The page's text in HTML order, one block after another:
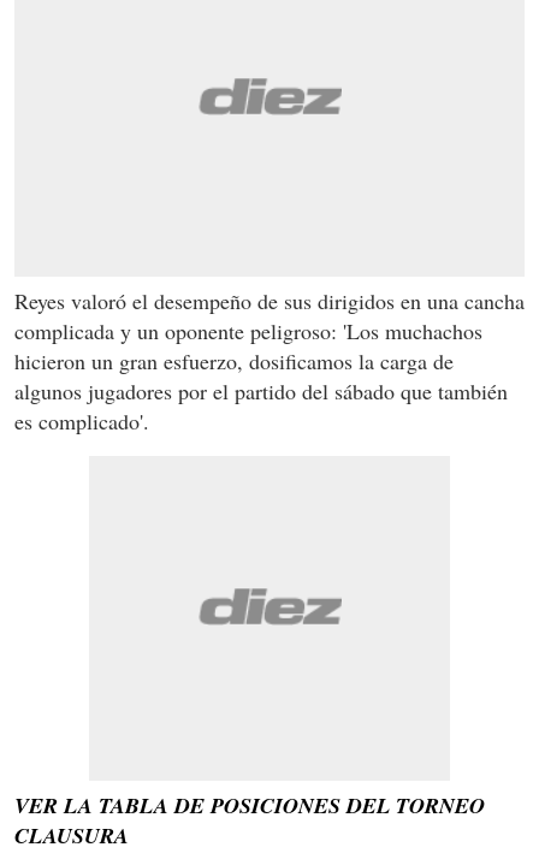
Reyes valoró el desempeño de sus dirigidos en una cancha
complicada y un oponente peligroso: 'Los muchachos
hicieron un gran esfuerzo, dosificamos la carga de
algunos jugadores por el partido del sábado que también
es complicado'.
VER LA TABLA DE POSICIONES DEL TORNEO
CLAUSURA